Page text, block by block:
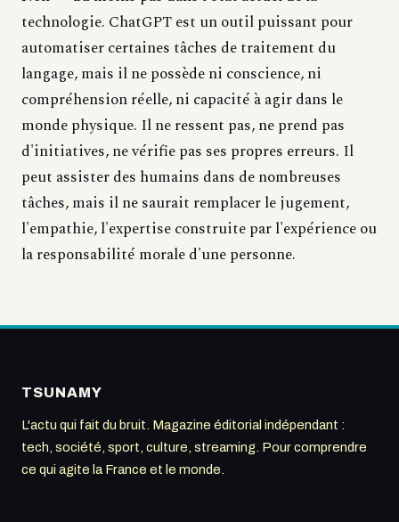
technologie. ChatGPT est un outil puissant pour
automatiser certaines tâches de traitement du
langage, mais il ne possède ni conscience, ni
compréhension réelle, ni capacité à agir dans le
monde physique. Il ne ressent pas, ne prend pas
d'initiatives, ne vérifie pas ses propres erreurs. Il
peut assister des humains dans de nombreuses
tâches, mais il ne saurait remplacer le jugement,
l'empathie, l'expertise construite par l'expérience ou
la responsabilité morale d'une personne.
TSUNAMY
L'actu qui fait du bruit. Magazine éditorial indépendant :
tech, société, sport, culture, streaming. Pour comprendre
ce qui agite la France et le monde.